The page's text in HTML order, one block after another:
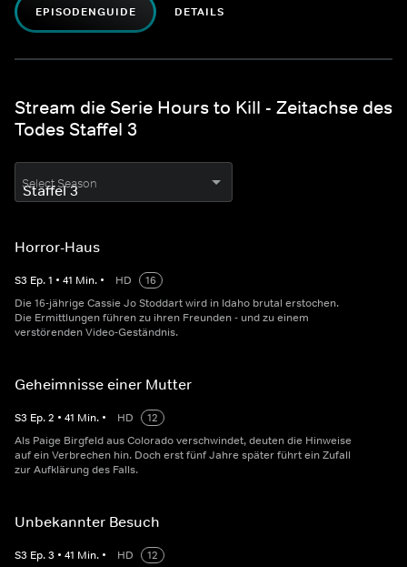
EPISODENGUIDE DETAILS
Stream die Serie Hours to Kill - Zeitachse des
Todes Staffel 3
Select Season
Horror-Haus
S3 Ep.1 • 41 Min. • HD
16
Die 16-jährige Cassie Jo Stoddart wird in Idaho brutal erstochen.
Die Ermittlungen führen zu ihren Freunden - und zu einem
verstörenden Video-Geständnis.
Geheimnisse einer Mutter
S3 Ep.2 • 41 Min. • HD
12
Als Paige Birgfeld aus Colorado verschwindet, deuten die Hinweise
auf ein Verbrechen hin. Doch erst fünf Jahre später führt ein Zufall
zur Aufklärung des Falls.
Unbekannter Besuch
S3 Ep.3 • 41 Min. • HD
12